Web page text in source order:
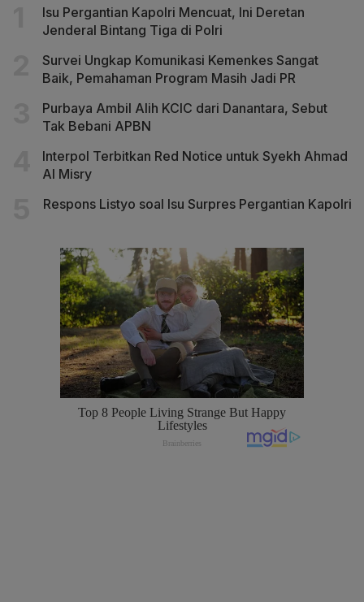
Isu Pergantian Kapolri Mencuat, Ini Deretan
Jenderal Bintang Tiga di Polri
Survei Ungkap Komunikasi Kemenkes Sangat
Baik, Pemahaman Program Masih Jadi PR
Purbaya Ambil Alih KCIC dari Danantara, Sebut
Tak Bebani APBN
Interpol Terbitkan Red Notice untuk Syekh Ahmad
Al Misry
Respons Listyo soal Isu Surpres Pergantian Kapolri